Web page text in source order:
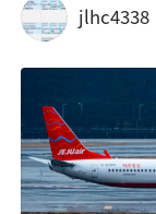
jlhc4338